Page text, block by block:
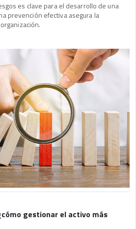
es clave para el desarrollo de una
prevención efectiva asegura la
gestionar el activo más